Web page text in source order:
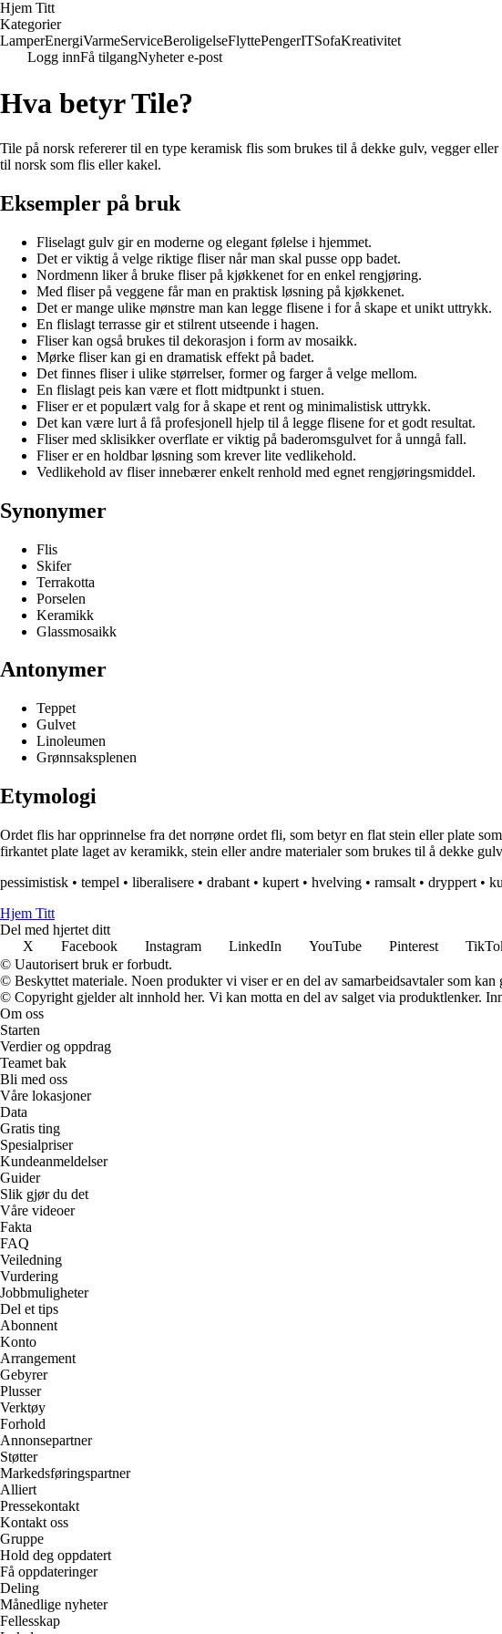
Hjem Titt
Kategorier
LamperEnergiVarmeServiceBeroligelseFlyttePengerITSofaKreativitet
Logg innFå tilgangNyheter e-post
Hva betyr Tile?
Tile på norsk refererer til en type keramisk flis som brukes til å dekke gulv, vegger
til norsk som flis eller kakel.
Eksempler på bruk
Fliselagt gulv gir en moderne og elegant følelse i hjemmet.
Det er viktig å velge riktige fliser når man skal pusse opp badet.
Nordmenn liker å bruke fliser på kjøkkenet for en enkel rengjøring.
Med fliser på veggene får man en praktisk løsning på kjøkkenet.
Det er mange ulike mønstre man kan legge flisene i for å skape et unikt uttrykk.
En flislagt terrasse gir et stilrent utseende i hagen.
Fliser kan også brukes til dekorasjon i form av mosaikk.
Mørke fliser kan gi en dramatisk effekt på badet.
Det finnes fliser i ulike størrelser, former og farger å velge mellom.
En flislagt peis kan være et flott midtpunkt i stuen.
Fliser er et populært valg for å skape et rent og minimalistisk uttrykk.
Det kan være lurt å få profesjonell hjelp til å legge flisene for et godt resultat.
Fliser med sklisikker overflate er viktig på baderomsgulvet for å unngå fall.
Fliser er en holdbar løsning som krever lite vedlikehold.
Vedlikehold av fliser innebærer enkelt renhold med egnet rengjøringsmiddel.
Synonymer
Flis
Skifer
Terrakotta
Porselen
Keramikk
Glassmosaikk
Antonymer
Teppet
Gulvet
Linoleumen
Grønnsaksplenen
Etymologi
Ordet flis har opprinnelse fra det norrøne ordet fli, som betyr en flat stein eller plate
firkantet plate laget av keramikk, stein eller andre materialer som brukes til å dekke
pessimistisk • tempel • liberalisere • drabant • kupert • hvelving • ramsalt • dryppert •
Hjem Titt
Del med hjertet ditt
X
Facebook Instagram LinkedIn YouTube Pinterest
© Uautorisert bruk er forbudt.
© Beskyttet materiale. Noen produkter vi viser er en del av samarbeidsavtaler som kan
© Copyright gjelder alt innhold her. Vi kan motta en del av salget via produktlenker.
Om oss
Starten
Verdier og oppdrag
Teamet bak
Bli med oss
Våre lokasjoner
Data
Gratis ting
Spesialpriser
Kundeanmeldelser
Guider
Slik gjør du det
Våre videoer
Fakta
FAQ
Veiledning
Vurdering
Jobbmuligheter
Del et tips
Abonnent
Konto
Arrangement
Gebyrer
Plusser
Verktøy
Forhold
Annonsepartner
Støtter
Markedsføringspartner
Alliert
Pressekontakt
Kontakt oss
Gruppe
Hold deg oppdatert
Få oppdateringer
Deling
Månedlige nyheter
Fellesskap